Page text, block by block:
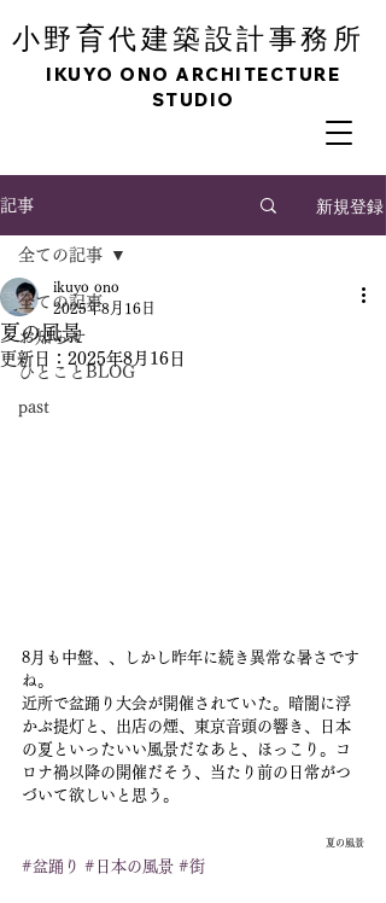
小野育代建築設計事務所
IKUYO ONO ARCHITECTURE
STUDIO
記事 新規登録
全ての記事
お知らせ
ひとことBLOG
past
全ての記事
夏の風景
ikuyo ono
2025年8月16日
更新日： 2025年8月16日
8月も中盤、、しかし昨年に続き異常な暑さです
ね。
近所で盆踊り大会が開催されていた。暗闇に浮
かぶ提灯と、出店の煙、東京音頭の響き、日本
の夏といったいい風景だなあと、ほっこり。コ
ロナ禍以降の開催だそう、当たり前の日常がつ
づいて欲しいと思う。
夏の風景
#盆踊り #日本の風景 #街